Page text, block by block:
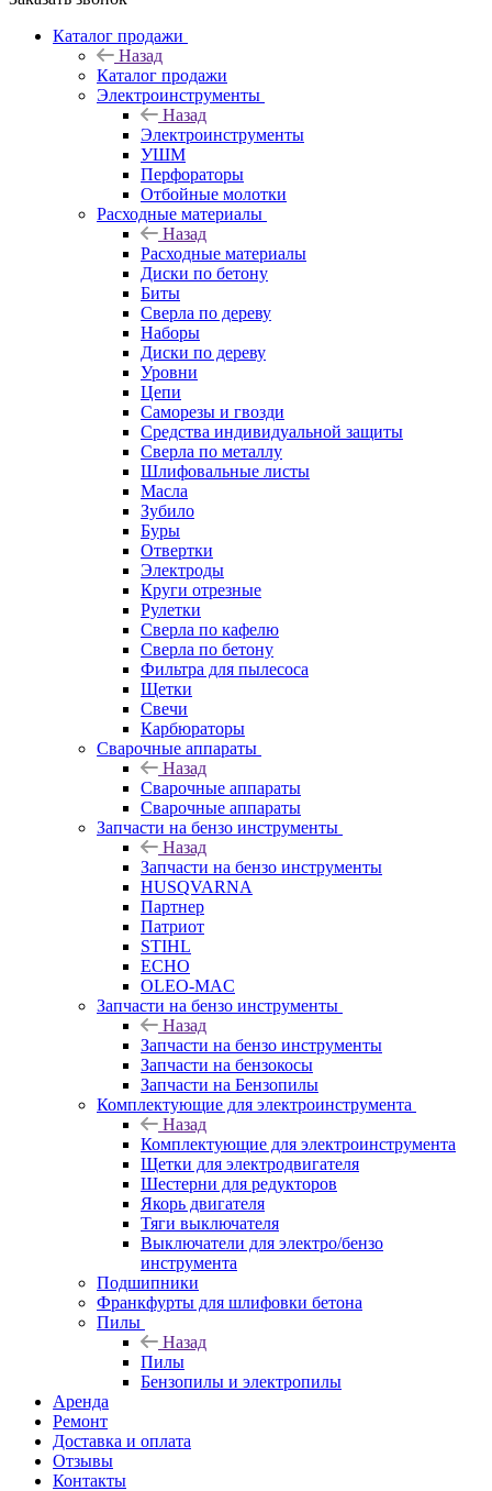
Каталог продажи
Назад
Каталог продажи
Электроинструменты
Назад
Электроинструменты
УШМ
Перфораторы
Отбойные молотки
Расходные материалы
Назад
Расходные материалы
Диски по бетону
Биты
Сверла по дереву
Наборы
Диски по дереву
Уровни
Цепи
Саморезы и гвозди
Средства индивидуальной защиты
Сверла по металлу
Шлифовальные листы
Масла
Зубило
Буры
Отвертки
Электроды
Круги отрезные
Рулетки
Сверла по кафелю
Сверла по бетону
Фильтра для пылесоса
Щетки
Свечи
Карбюраторы
Сварочные аппараты
Назад
Сварочные аппараты
Сварочные аппараты
Запчасти на бензо инструменты
Назад
Запчасти на бензо инструменты
HUSQVARNA
Партнер
Патриот
STIHL
ECHO
OLEO-MAC
Запчасти на бензо инструменты
Назад
Запчасти на бензо инструменты
Запчасти на бензокосы
Запчасти на Бензопилы
Комплектующие для электроинструмента
Назад
Комплектующие для электроинструмента
Щетки для электродвигателя
Шестерни для редукторов
Якорь двигателя
Тяги выключателя
Выключатели для электро/бензо
инструмента
Подшипники
Франкфурты для шлифовки бетона
Пилы
Назад
Пилы
Бензопилы и электропилы
Аренда
Ремонт
Доставка и оплата
Отзывы
Контакты